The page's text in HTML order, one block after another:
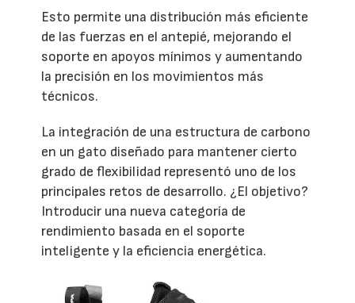
Esto permite una distribución más eficiente
de las fuerzas en el antepié, mejorando el
soporte en apoyos mínimos y aumentando
la precisión en los movimientos más
técnicos.
La integración de una estructura de carbono
en un gato diseñado para mantener cierto
grado de flexibilidad representó uno de los
principales retos de desarrollo. ¿El objetivo?
Introducir una nueva categoría de
rendimiento basada en el soporte
inteligente y la eficiencia energética.